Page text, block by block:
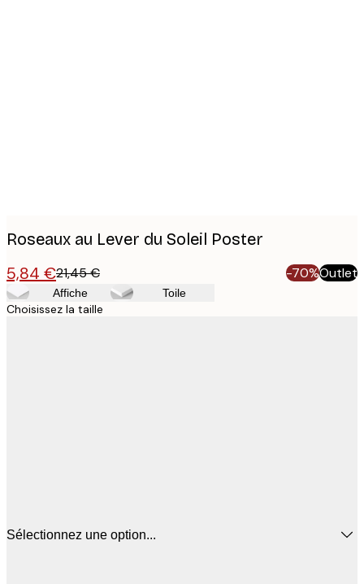
Roseaux au Lever du Soleil Poster
5,84 €21,45 € -70%Outlet
Affiche Toile
Choisissez la taille
Sélectionnez une option...